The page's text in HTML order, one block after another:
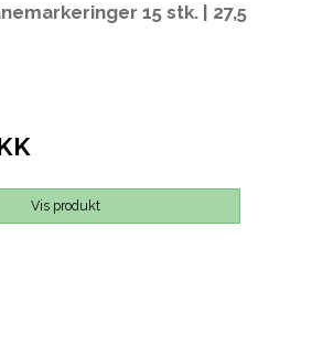
15 stk. | 27,5
Vis produkt